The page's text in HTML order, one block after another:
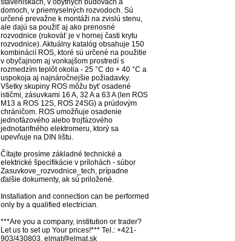
staveniskách, v obytných budovách a
domoch, v priemyselných rozvodoch. Sú
určené prevažne k montáži na zvislú stenu,
ale dajú sa použiť aj ako prenosné
rozvodnice (rukoväť je v hornej časti krytu
rozvodnice). Aktuálny katalóg obsahuje 150
kombinácií ROS, ktoré sú určené na použitie
v obyčajnom aj vonkajšom prostredí s
rozmedzím teplôt okolia - 25 °C do + 40 °C a
uspokoja aj najnáročnejšie požiadavky.
Všetky skupiny ROS môžu byť osadené
ističmi, zásuvkami 16 A, 32 A a 63 A (len ROS
M13 a ROS 12S, ROS 24SG) a prúdovým
chráničom. ROS umožňuje osadenie
jednofázového alebo trojfázového
jednotarifného elektromeru, ktorý sa
upevňuje na DIN lištu.
Čítajte prosíme základné technické a
elektrické špecifikácie v prílohách - súbor
Zasuvkove_rozvodnice_tech, prípadne
ďalšie dokumenty, ak sú priložené.
Installation and connection can be performed
only by a qualified electrician.
***Are you a company, institution or trader?
Let us to set up Your prices!*** Tel.: +421-
903/430803, elmat@elmat.sk